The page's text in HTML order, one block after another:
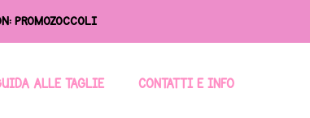
PROMOZOCCOLI
ALLE TAGLIE CONTATTI E INFO